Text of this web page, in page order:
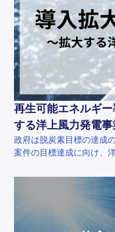
再生可能エネルギ
する洋上風力発電事
政府は脱炭素目標の達成
案件の目標達成に向け、